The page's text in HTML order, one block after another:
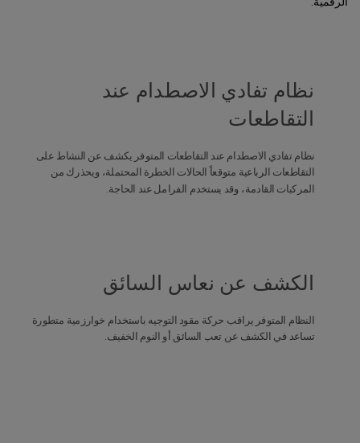
نظام تفادي الاصطدام عند
التقاطعات
نظام تفادي الاصطدام عند التقاطعات المتوفر يكشف عن النشاط على
التقاطعات الرباعية متوقعاً الحالات الخطرة المحتملة، ويحذرك من
المركبات القادمة، وقد يستخدم الفرامل عند الحاجة.
الكشف عن نعاس السائق
النظام المتوفر يراقب حركة مقود التوجيه باستخدام خوارزمية متطورة
تساعد في الكشف عن تعب السائق أو النوم الخفيف.